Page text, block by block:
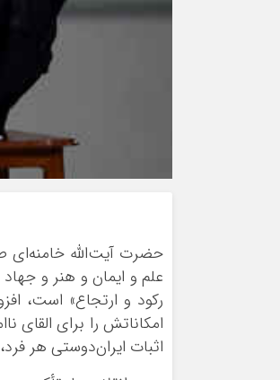
حضرت آیت‌الله خامنه‌ای
علم و ایمان و هنر و
رکود و ارتجاع» است،
امکاناتش را برای
اثبات ایران‌دوستی هر